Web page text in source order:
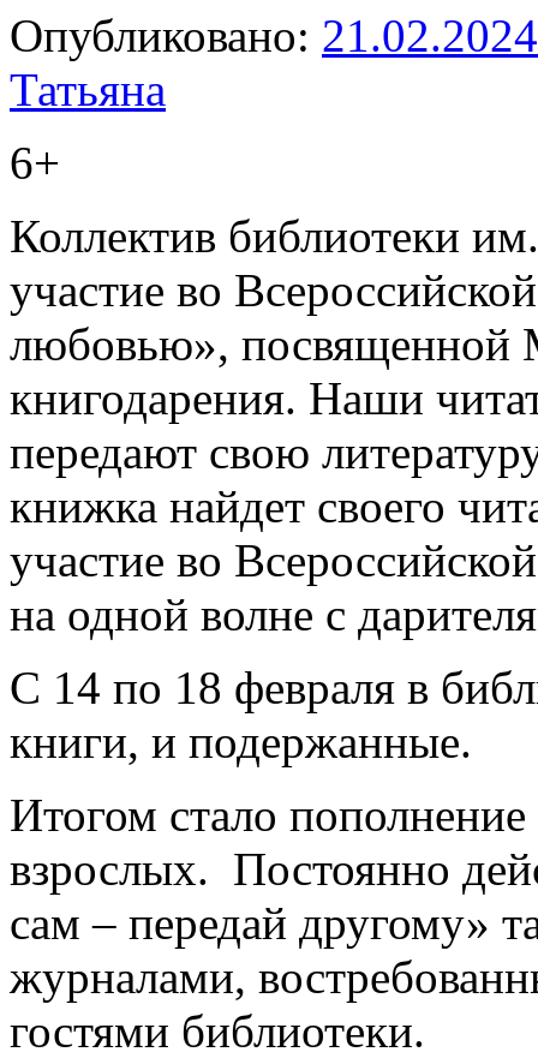
Опубликовано: 21.02.2024
Татьяна
6+
Коллектив библиотеки
участие во
любовью»,
книгодарения. Наши
передают свою
книжка найдет своего
участие во
на одной волне с
С 14 по 18 февраля в
книги, и подержанные.
Итогом стало
взрослых. Постоянно
сам – передай другому»
журналами,
гостями библиотеки.